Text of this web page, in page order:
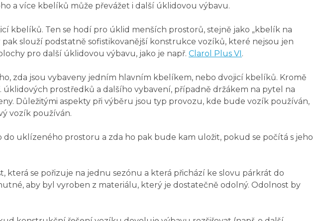
a více kbelíků může převážet i další úklidovou výbavu.
kbelíků. Ten se hodí pro úklid menších prostorů, stejně jako „kbelík na
slouží podstatně sofistikovanější konstrukce vozíků, které nejsou jen
pro další úklidovou výbavu, jako je např. Clarol Plus VI .
zda jsou vybaveny jedním hlavním kbelíkem, nebo dvojicí kbelíků. Kromě
prostředků a dalšího vybavení, případně držákem na pytel na
Důležitými aspekty při výběru jsou typ provozu, kde bude vozík používán,
vozík používán.
uklízeného prostoru a zda ho pak bude kam uložit, pokud se počítá s jeho
se pořizuje na jednu sezónu a která přichází ke slovu párkrát do
aby byl vyroben z materiálu, který je dostatečně odolný. Odolnost by